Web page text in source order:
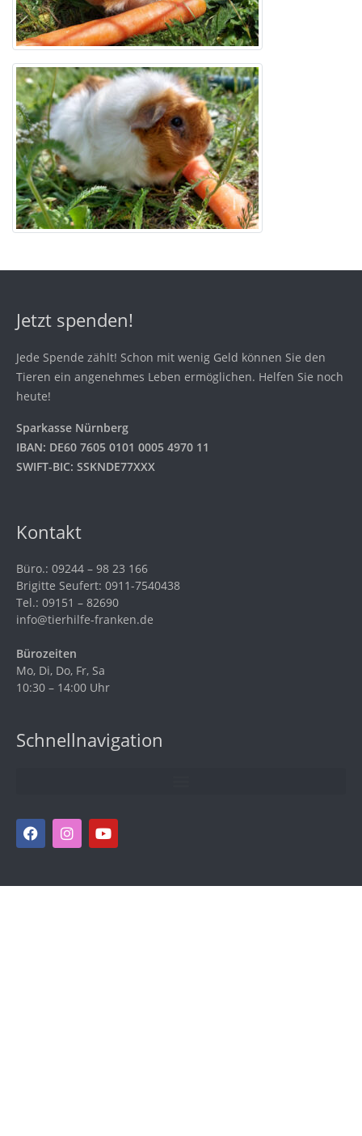
Jetzt spenden!
Jede Spende zählt! Schon mit wenig Geld können Sie den
Tieren ein angenehmes Leben ermöglichen. Helfen Sie noch
heute!
Sparkasse Nürnberg
IBAN: DE60 7605 0101 0005 4970 11
SWIFT-BIC: SSKNDE77XXX
Kontakt
Büro.: 09244 – 98 23 166
Brigitte Seufert: 0911-7540438
Tel.: 09151 – 82690
info@tierhilfe-franken.de
Bürozeiten
Mo, Di, Do, Fr, Sa
10:30 – 14:00 Uhr
Schnellnavigation